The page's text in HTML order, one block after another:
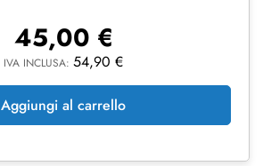
45,00 €
IVA INCLUSA: 54,90 €
Aggiungi al carrello